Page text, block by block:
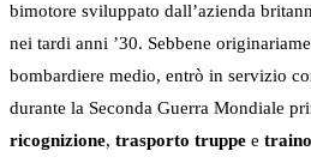
bimotore sviluppato dall’azienda
nei tardi anni ’30. Sebbene
bombardiere medio, entrò in servizio
durante la Seconda Guerra Mondiale
ricognizione, trasporto truppe e